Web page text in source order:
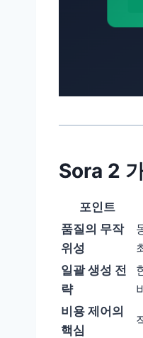
Sora 2
포인트
품질의 무작
위성
일괄 생성 전
략
비용 제어의
핵심